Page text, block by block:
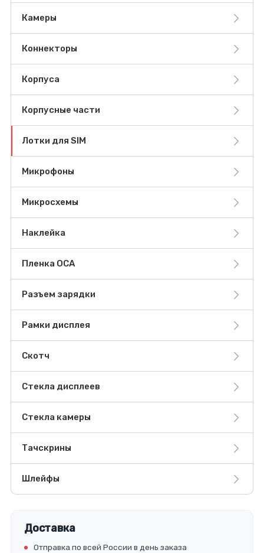
Камеры
Коннекторы
Корпуса
Корпусные части
Лотки для SIM
Микрофоны
Микросхемы
Наклейка
Пленка OCA
Разъем зарядки
Рамки дисплея
Скотч
Стекла дисплеев
Стекла камеры
Тачскрины
Шлейфы
Доставка
Отправка по всей России в день заказа